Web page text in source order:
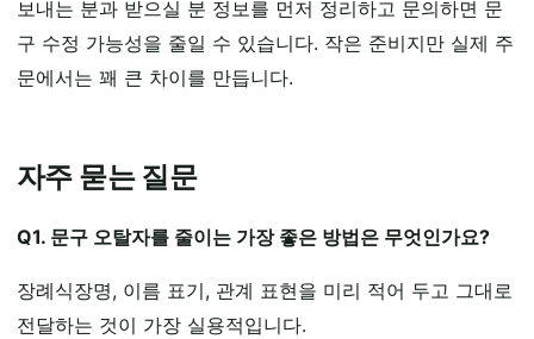
보내는 분과 받으실 분 정보를 먼저 정리하고 문의하면 문
구 수정 가능성을 줄일 수 있습니다. 작은 준비지만 실제 주
문에서는 꽤 큰 차이를 만듭니다.
자주 묻는 질문
Q1. 문구 오탈자를 줄이는 가장 좋은 방법은 무엇인가요?
장례식장명, 이름 표기, 관계 표현을 미리 적어 두고 그대로
전달하는 것이 가장 실용적입니다.